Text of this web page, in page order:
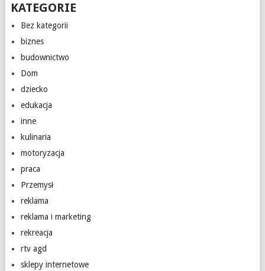
KATEGORIE
Bez kategorii
biznes
budownictwo
Dom
dziecko
edukacja
inne
kulinaria
motoryzacja
praca
Przemysł
reklama
reklama i marketing
rekreacja
rtv agd
sklepy internetowe